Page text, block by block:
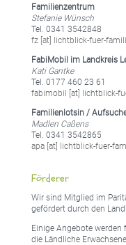
Familienzentrum
Stefanie Wünsch
Tel. 0341 3542848
fz [at] lichtblick-fuer-
FabiMobil im Landkreis
Kati Gantke
Tel. 0177 460 23 61
fabimobil [at] lichtblick-
Familienlotsin /
Madlen Caßens
Tel. 0341 3542865
apa [at] lichtblick-fuer-
Förderer
Wir sind Mitglied im
gefördert durch den
Einige Angebote werden
die Ländliche